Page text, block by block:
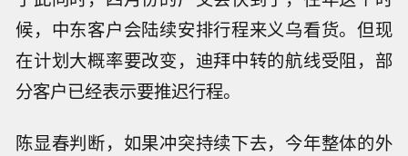
候，中东客户会陆续安排行程来义乌看货。但现
在计划大概率要改变，迪拜中转的航线受阻，部
分客户已经表示要推迟行程。
陈显春判断，如果冲突持续下去，今年整体的外